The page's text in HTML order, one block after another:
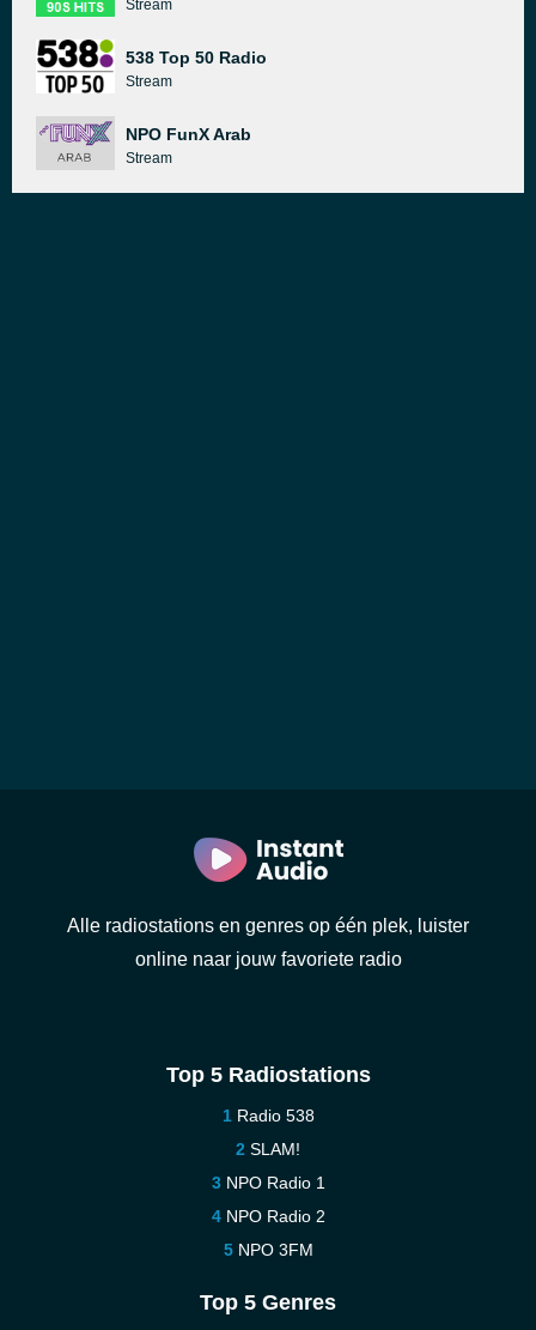
Stream
538 Top 50 Radio
Stream
NPO FunX Arab
Stream
Alle radiostations en genres op één plek, luister
online naar jouw favoriete radio
Top 5 Radiostations
Radio 538
SLAM!
NPO Radio 1
NPO Radio 2
NPO 3FM
Top 5 Genres